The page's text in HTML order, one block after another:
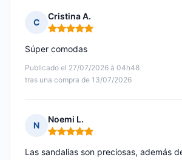
C
Cristina A.
Nota: 5 de 5
Publicado el 27/07/2026 à 04h48
tras una compra de 13/07/2026
Súper comodas
N
Noemi L.
Nota: 5 de 5
Las sandalias son preciosas, además